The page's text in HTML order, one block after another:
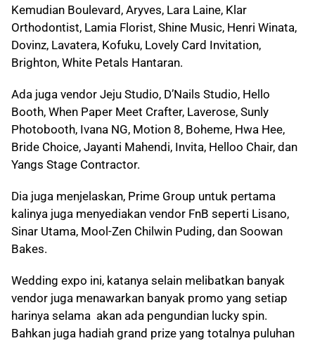
Kemudian Boulevard, Aryves, Lara Laine, Klar
Orthodontist, Lamia Florist, Shine Music, Henri Winata,
Dovinz, Lavatera, Kofuku, Lovely Card Invitation,
Brighton, White Petals Hantaran.
Ada juga vendor Jeju Studio, D’Nails Studio, Hello
Booth, When Paper Meet Crafter, Laverose, Sunly
Photobooth, Ivana NG, Motion 8, Boheme, Hwa Hee,
Bride Choice, Jayanti Mahendi, Invita, Helloo Chair, dan
Yangs Stage Contractor.
Dia juga menjelaskan, Prime Group untuk pertama
kalinya juga menyediakan vendor FnB seperti Lisano,
Sinar Utama, Mool-Zen Chilwin Puding, dan Soowan
Bakes.
Wedding expo ini, katanya selain melibatkan banyak
vendor juga menawarkan banyak promo yang setiap
harinya selama akan ada pengundian lucky spin.
Bahkan juga hadiah grand prize yang totalnya puluhan